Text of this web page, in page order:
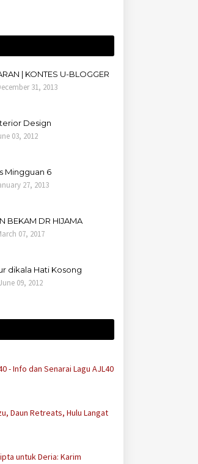
| KONTES U-BLOGGER
31, 2013
Design
03, 2012
Mingguan 6
27, 2013
BEKAM DR HIJAMA
07, 2017
dikala Hati Kosong
09, 2012
- Info dan Senarai Lagu AJL40
Daun Retreats, Hulu Langat
untuk Deria: Karim